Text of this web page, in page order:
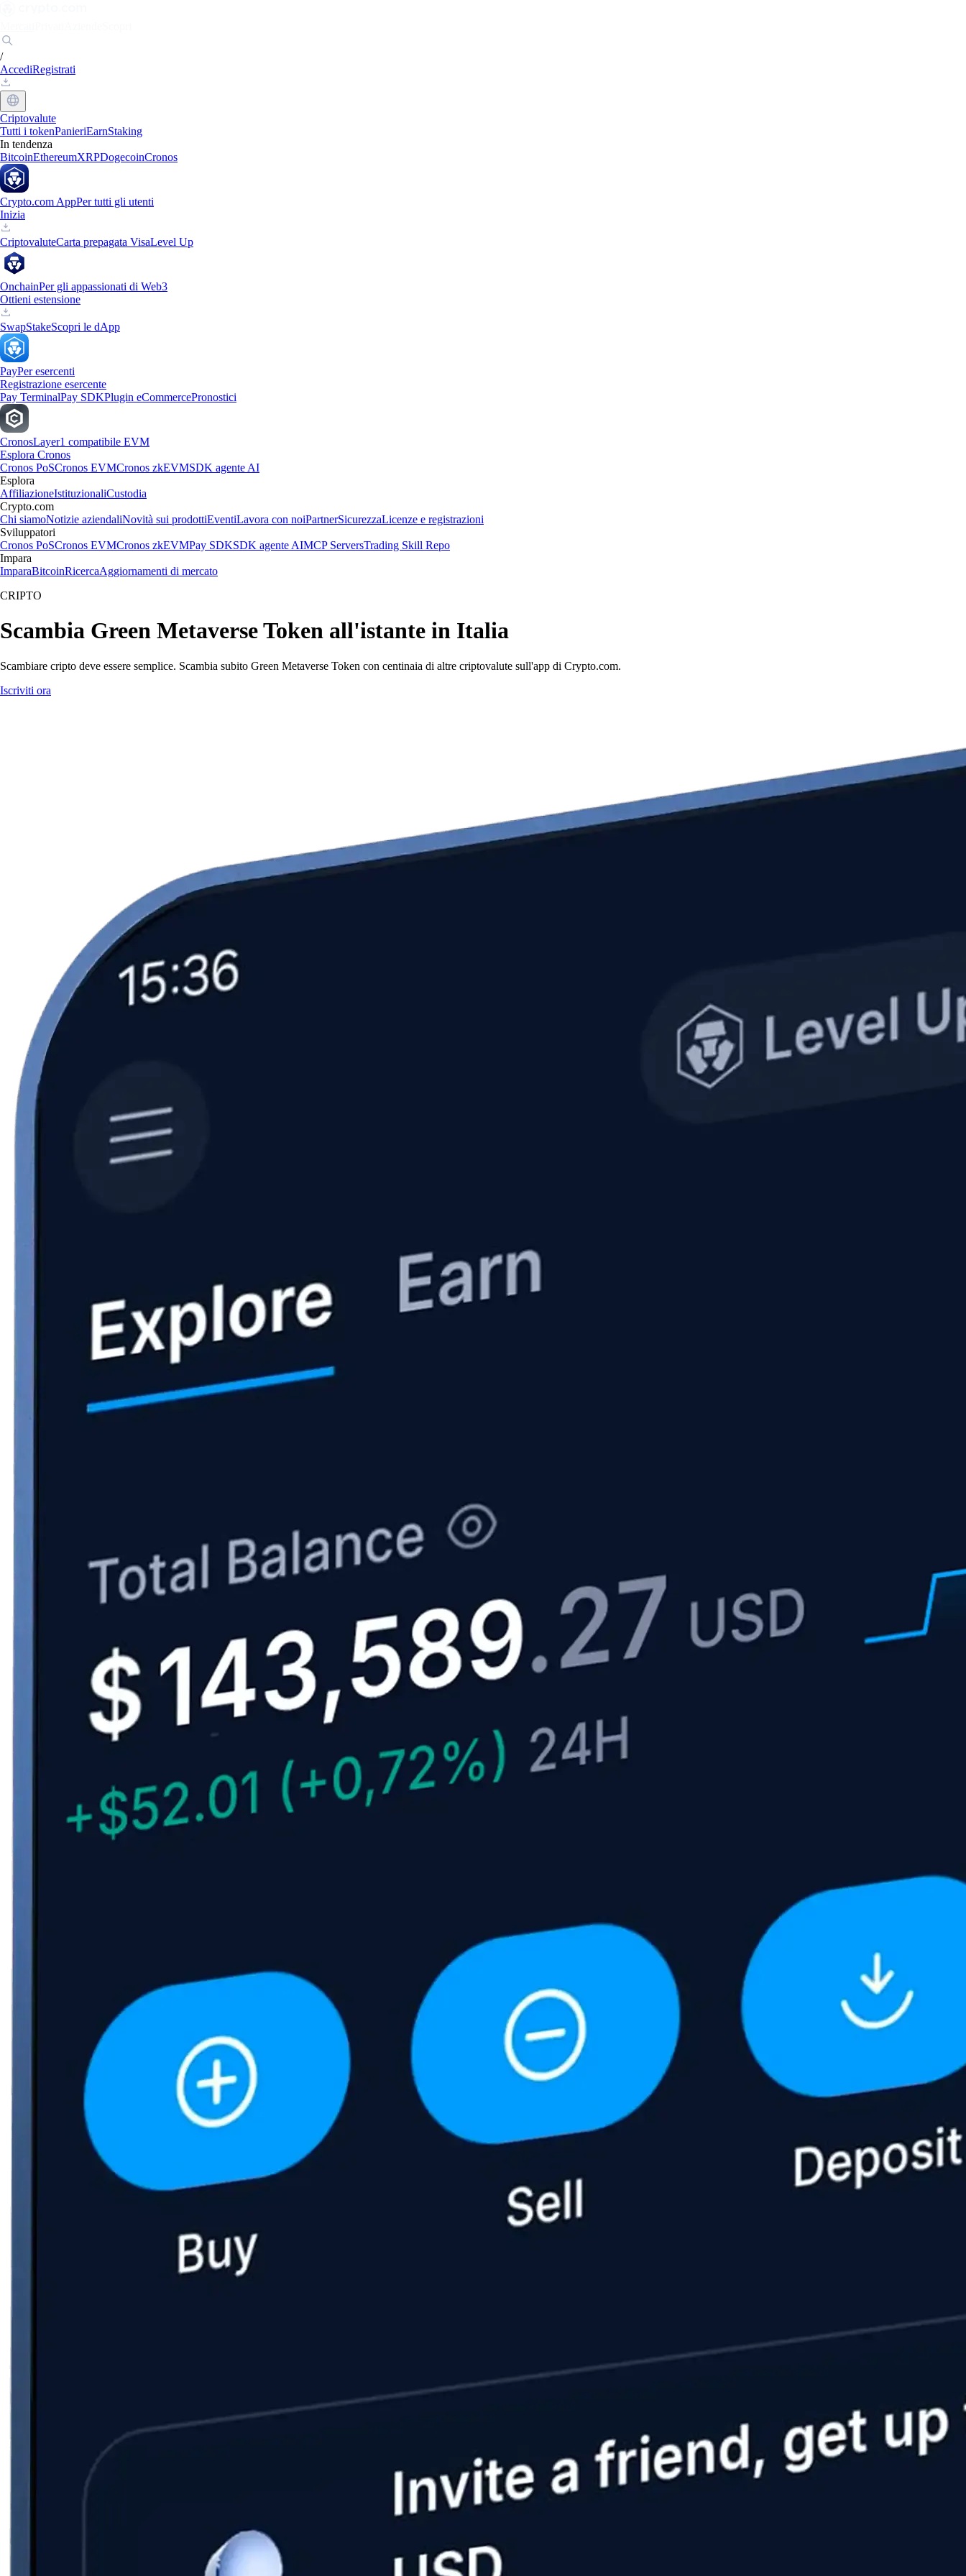
/
AccediRegistrati
Criptovalute
Tutti i tokenPanieriEarnStaking
In tendenza
BitcoinEthereumXRPDogecoinCronos
Crypto.com AppPer tutti gli utenti
Inizia
CriptovaluteCarta prepagata VisaLevel Up
OnchainPer gli appassionati di Web3
Ottieni estensione
SwapStakeScopri le dApp
PayPer esercenti
Registrazione esercente
Pay TerminalPay SDKPlugin eCommercePronostici
CronosLayer1 compatibile EVM
Esplora Cronos
Cronos PoSCronos EVMCronos zkEVMSDK agente AI
Esplora
AffiliazioneIstituzionaliCustodia
Crypto.com
Chi siamoNotizie aziendaliNovità sui prodottiEventiLavora con noiPartnerSicurezzaLicenze e registrazioni
Sviluppatori
Cronos PoSCronos EVMCronos zkEVMPay SDKSDK agente AIMCP ServersTrading Skill Repo
Impara
ImparaBitcoinRicercaAggiornamenti di mercato
CRIPTO
Scambia Green Metaverse Token all'istante in Italia
Scambiare cripto deve essere semplice. Scambia subito Green Metaverse Token con centinaia di altre criptovalute sull'app di Crypto.com.
Iscriviti ora